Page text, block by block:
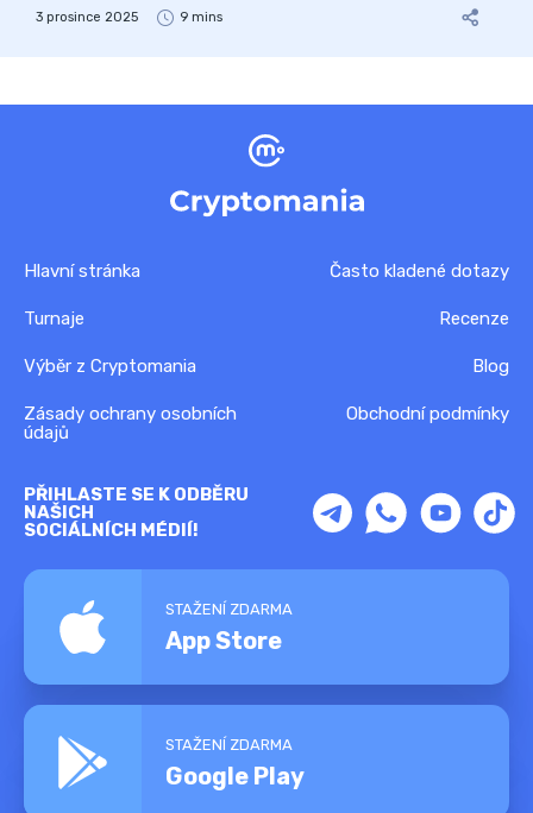
3 prosince 2025 9 mins
Hlavní stránka Často kladené dotazy
Turnaje Recenze
Výběr z Cryptomania Blog
Zásady ochrany osobních
údajů
Obchodní podmínky
PŘIHLASTE SE K ODBĚRU
NAŠICH
SOCIÁLNÍCH MÉDIÍ!
STAŽENÍ ZDARMA
App Store
STAŽENÍ ZDARMA
Google Play